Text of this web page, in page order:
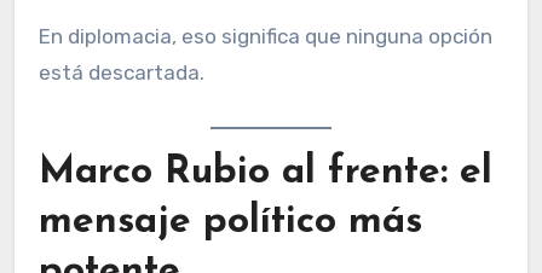
En diplomacia, eso significa que ninguna opción
está descartada.
Marco Rubio al frente: el
mensaje político más